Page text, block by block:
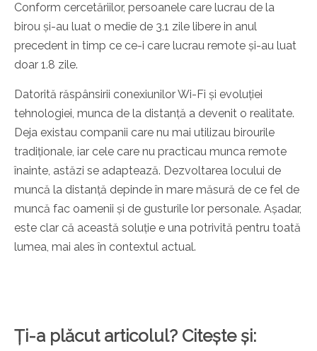
Conform cercetăriilor, persoanele care lucrau de la
birou și-au luat o medie de 3.1 zile libere in anul
precedent in timp ce ce-i care lucrau remote și-au luat
doar 1.8 zile.
Datorită răspânsirii conexiunilor Wi-Fi și evoluției
tehnologiei, munca de la distanță a devenit o realitate.
Deja existau companii care nu mai utilizau birourile
tradiționale, iar cele care nu practicau munca remote
înainte, astăzi se adaptează. Dezvoltarea locului de
muncă la distanță depinde în mare măsură de ce fel de
muncă fac oamenii și de gusturile lor personale. Așadar,
este clar că această soluție e una potrivită pentru toată
lumea, mai ales în contextul actual.
Ți-a plăcut articolul? Citește și: